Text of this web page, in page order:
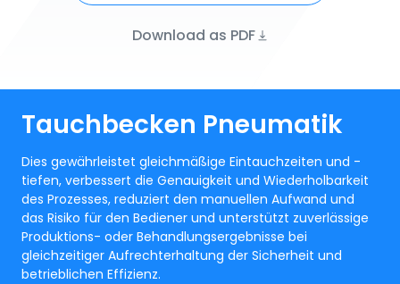
Download as PDF
Tauchbecken Pneumatik
Dies gewährleistet gleichmäßige Eintauchzeiten und -
tiefen, verbessert die Genauigkeit und Wiederholbarkeit
des Prozesses, reduziert den manuellen Aufwand und
das Risiko für den Bediener und unterstützt zuverlässige
Produktions- oder Behandlungsergebnisse bei
gleichzeitiger Aufrechterhaltung der Sicherheit und
betrieblichen Effizienz.